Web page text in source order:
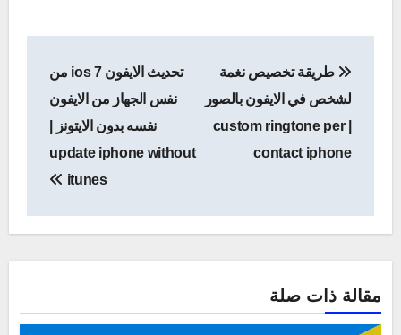
المقالات
طريقة تخصيص نغمة
لشخص في الايفون بالصور
| custom ringtone per
contact iphone
تحديث الايفون ios 7 من
نفس الجهاز من الايفون
نفسه بدون الايتونز |
update iphone without
itunes
مقالة ذات صلة